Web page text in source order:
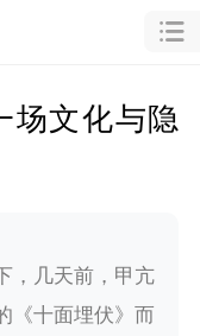
场文化与隐
，几天前，甲亢
《十面埋伏》而